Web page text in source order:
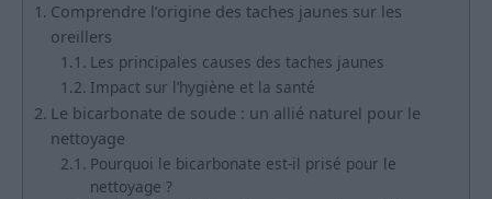
Comprendre l’origine des taches jaunes sur les
oreillers
Les principales causes des taches jaunes
Impact sur l’hygiène et la santé
Le bicarbonate de soude : un allié naturel pour le
nettoyage
Pourquoi le bicarbonate est-il prisé pour le
nettoyage ?